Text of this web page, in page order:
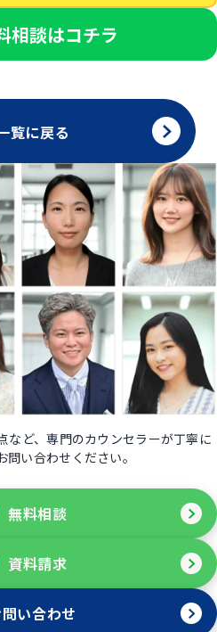
相談はコチラ
覧に戻る
など、専門のカウンセラーが丁寧に
い合わせください。
無料相談
資料請求
い合わせ